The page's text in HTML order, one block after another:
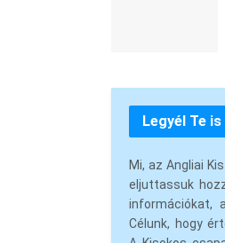
Legyél Te
Mi, az Angliai
eljuttassuk
információkat,
Célunk, hogy